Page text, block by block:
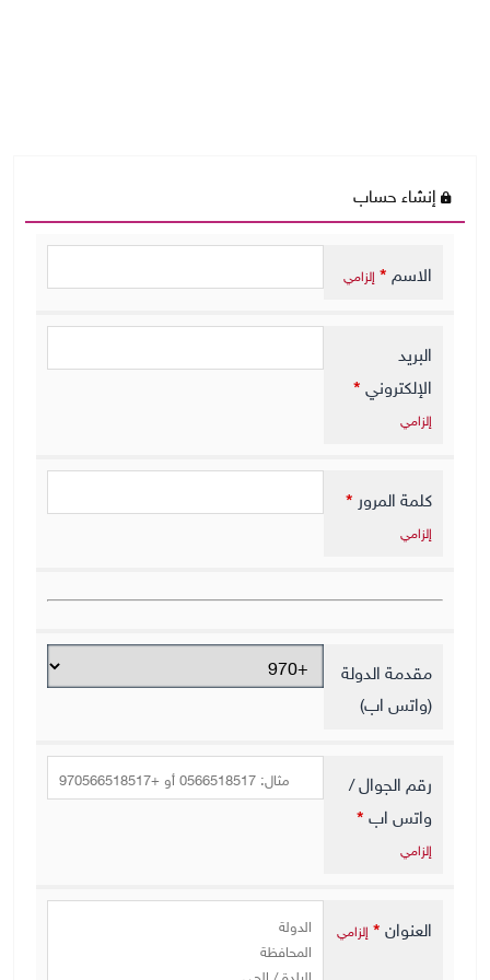
إنشاء حساب
الاسم* إلزامي
البريد
الإلكتروني*
إلزامي
كلمة المرور *
إلزامي
مقدمة الدولة
(واتس اب)
رقم الجوال /
واتس اب*
إلزامي
العنوان* إلزامي